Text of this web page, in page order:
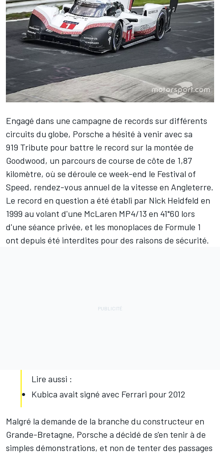
Engagé dans une campagne de records sur différents
circuits du globe, Porsche a hésité à venir avec sa
919 Tribute pour battre le record sur la montée de
Goodwood, un parcours de course de côte de 1,87
kilomètre, où se déroule ce week-end le Festival of
Speed, rendez-vous annuel de la vitesse en Angleterre.
Le record en question a été établi par Nick Heidfeld en
1999 au volant d'une McLaren MP4/13 en 41"60 lors
d'une séance privée, et les monoplaces de Formule 1
ont depuis été interdites pour des raisons de sécurité.
Lire aussi :
Kubica avait signé avec Ferrari pour 2012
Malgré la demande de la branche du constructeur en
Grande-Bretagne, Porsche a décidé de s'en tenir à de
simples démonstrations, et non de tenter des passages